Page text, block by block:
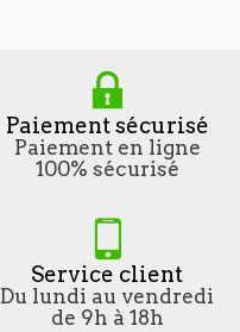
Paiement sécurisé
Paiement en ligne
100% sécurisé
Service client
Du lundi au vendredi
de 9h à 18h